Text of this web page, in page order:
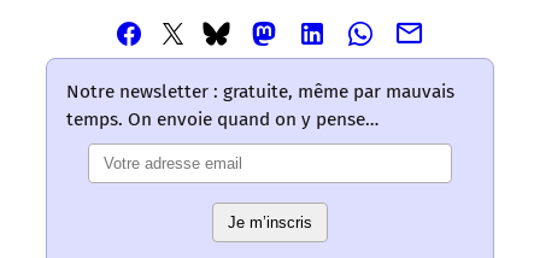
Partager
cet
article
–
Les
Partager
cet
article
via
Twitter
–
Partager
cet
article
via
Bluesky
–
Les
mots
Partager
cet
article
via
Mastodon
Les
mots
ont
Partager
cet
article
Linkedin
Les
mots
ont
Partager
cet
via
Les
Partager
cet
article
Les
Notre newsletter : gratuite, même par mauvais
temps. On envoie quand on y pense…
Je m’inscris